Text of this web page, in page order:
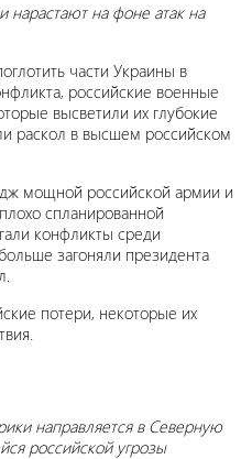
на фоне атак на
части Украины в
российские военные
высветили их глубокие
раскол в высшем российском
мощной российской армии и
спланированной
конфликты среди
загоняли президента
потери, некоторые их
направляется в Северную
российской угрозы